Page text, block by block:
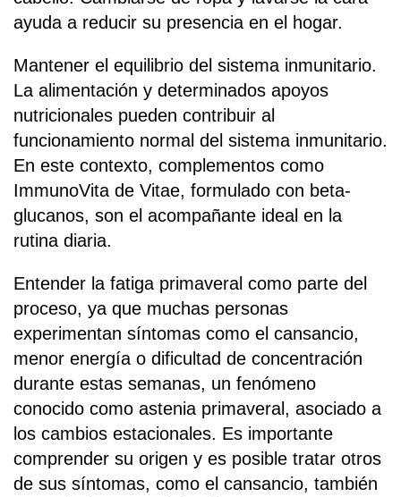
ayuda a reducir su presencia en el hogar.
Mantener el equilibrio del sistema inmunitario.
La alimentación y determinados apoyos
nutricionales pueden contribuir al
funcionamiento normal del sistema inmunitario.
En este contexto, complementos como
ImmunoVita de Vitae, formulado con beta-
glucanos, son el acompañante ideal en la
rutina diaria.
Entender la fatiga primaveral como parte del
proceso, ya que muchas personas
experimentan síntomas como el cansancio,
menor energía o dificultad de concentración
durante estas semanas, un fenómeno
conocido como astenia primaveral, asociado a
los cambios estacionales. Es importante
comprender su origen y es posible tratar otros
de sus síntomas, como el cansancio, también